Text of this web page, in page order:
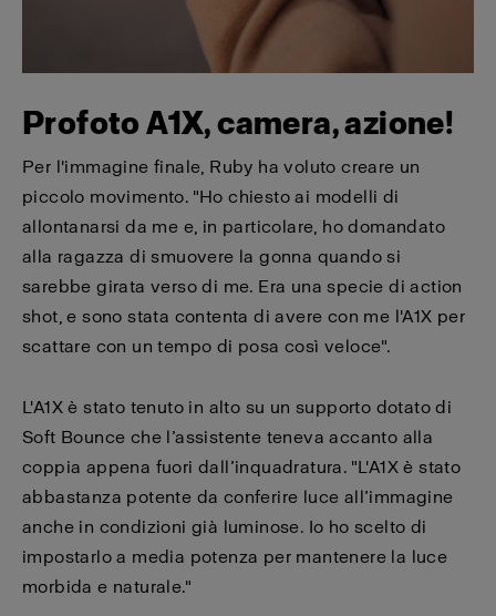
Profoto A1X, camera, azione!
Per l'immagine finale, Ruby ha voluto creare un
piccolo movimento. "Ho chiesto ai modelli di
allontanarsi da me e, in particolare, ho domandato
alla ragazza di smuovere la gonna quando si
sarebbe girata verso di me. Era una specie di action
shot, e sono stata contenta di avere con me l'A1X per
scattare con un tempo di posa così veloce".
L'A1X è stato tenuto in alto su un supporto dotato di
Soft Bounce che l’assistente teneva accanto alla
coppia appena fuori dall’inquadratura. "L'A1X è stato
abbastanza potente da conferire luce all’immagine
anche in condizioni già luminose. Io ho scelto di
impostarlo a media potenza per mantenere la luce
morbida e naturale."